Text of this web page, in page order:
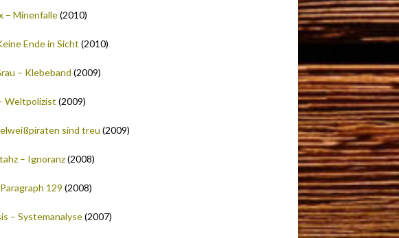
– Minenfalle(2010)
Ende in Sicht (2010)
– Klebeband (2009)
Weltpolizist (2009)
sind treu (2009)
– Ignoranz(2008)
129(2008)
– Systemanalyse(2007)